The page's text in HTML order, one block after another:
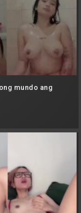
mundo ang